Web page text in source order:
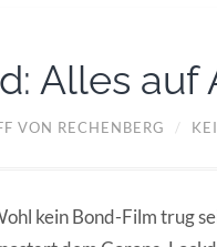
Alles auf
VON RECHENBERG /
kein Bond-Film trug